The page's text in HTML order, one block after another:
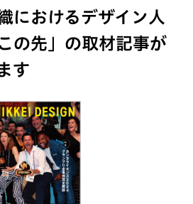
におけるデザイン人
の先」の取材記事が
す